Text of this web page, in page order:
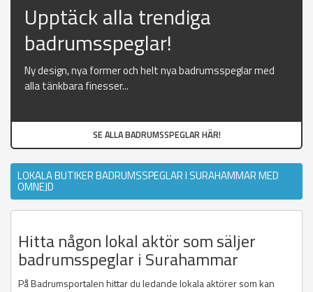
Upptäck alla trendiga
badrumsspeglar!
Ny design, nya former och helt nya badrumsspeglar med
alla tänkbara finesser...
SE ALLA BADRUMSSPEGLAR HÄR!
LOKALA BUTIKER BADRUMSSPEGLAR I SURAHAMMAR MED
OMNEJD
Hitta någon lokal aktör som säljer
badrumsspeglar i Surahammar
På Badrumsportalen hittar du ledande lokala aktörer som kan